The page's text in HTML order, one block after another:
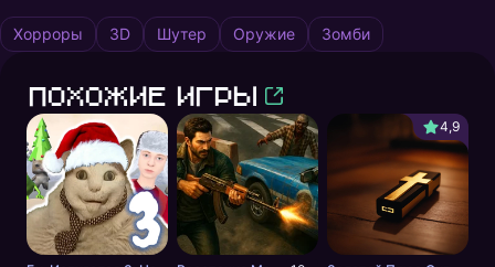
Хорроры 3D Шутер Оружие Зомби
Похожие игры
4,9